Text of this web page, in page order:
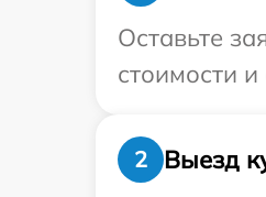
Оставьте
стоимости
2
Выезд